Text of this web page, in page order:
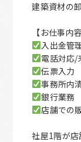
建築資材の
【お仕事内容
入出金管
電話対応/
伝票入力
事務所内
銀行業務
店舗での
社屋1階が